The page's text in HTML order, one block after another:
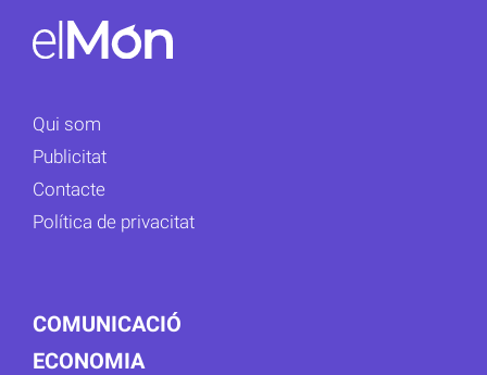
Qui som
Publicitat
Contacte
Política de privacitat
COMUNICACIÓ
ECONOMIA